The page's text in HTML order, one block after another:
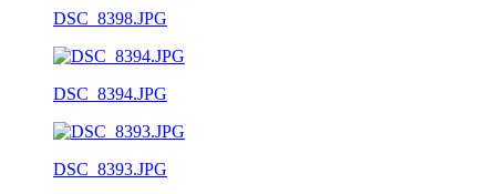
DSC_8398.JPG
DSC_8394.JPG
DSC_8393.JPG